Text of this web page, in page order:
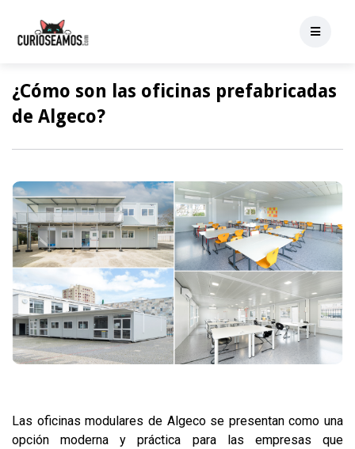
¿Cómo son las oficinas prefabricadas
de Algeco?
Las oficinas modulares de Algeco se presentan como una
opción moderna y práctica para las empresas que